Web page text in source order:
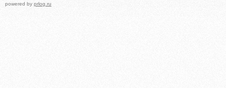
powered by prlog.ru